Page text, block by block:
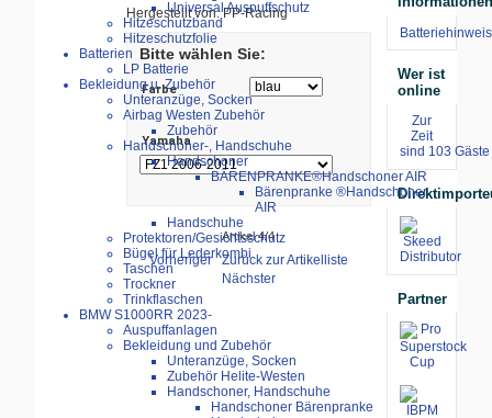
Universal Auspuffschutz
Hitzeschutzband
Hitzeschutzfolie
Batterien
LP Batterie
Bekleidung u. Zubehör
Unteranzüge, Socken
Airbag Westen Zubehör
Zubehör
Handschoner-, Handschuhe
Handschoner
BÄRENPRANKE®Handschoner AIR
Bärenpranke ®Handschoner
AIR
Handschuhe
Protektoren/Gesichtsschutz
Bügel für Lederkombi
Taschen
Trockner
Trinkflaschen
BMW S1000RR 2023-
Auspuffanlagen
Bekleidung und Zubehör
Unteranzüge, Socken
Zubehör Helite-Westen
Handschoner, Handschuhe
Handschoner Bärenpranke
Hergestellt von: PP-Racing
Bitte wählen Sie:
Farbe
Yamaha
Artikel 4/4
Vorheriger Zurück zur Artikelliste
Nächster
Batteriehinweis
Wer ist
online
Zur
Zeit
sind 103
Partner